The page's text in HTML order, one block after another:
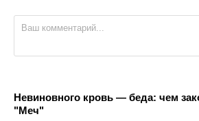
Невиновного кровь — беда: чем
"Меч"